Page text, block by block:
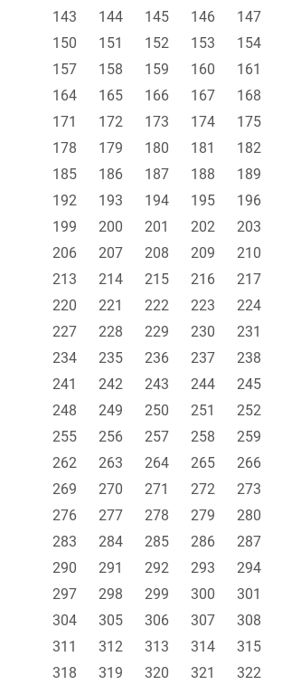
143
144 145 146 147
150
151 152 153 154
157
158 159 160 161
164
165 166 167 168
171
172 173 174 175
178
179 180 181 182
185
186 187 188 189
192
193 194 195 196
199
200 201 202 203
206
207 208 209 210
213
214 215 216 217
220
221 222 223 224
227
228 229 230 231
234
235 236 237 238
241
242 243 244 245
248
249 250 251 252
255
256 257 258 259
262
263 264 265 266
269
270 271 272 273
276
277 278 279 280
283
284 285 286 287
290
291 292 293 294
297
298 299 300 301
304
305 306 307 308
311
312 313 314 315
318
319 320 321 322